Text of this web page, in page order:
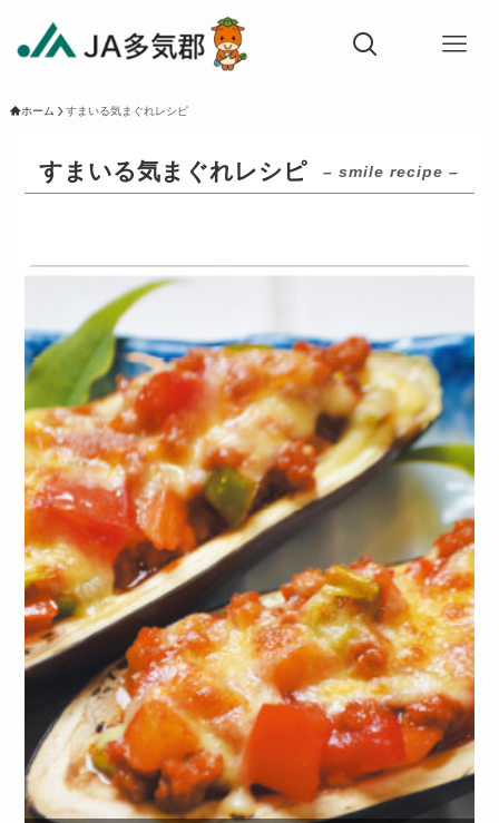
ホーム すまいる気まぐれレシピ
すまいる気まぐれレシピ – smile recipe –